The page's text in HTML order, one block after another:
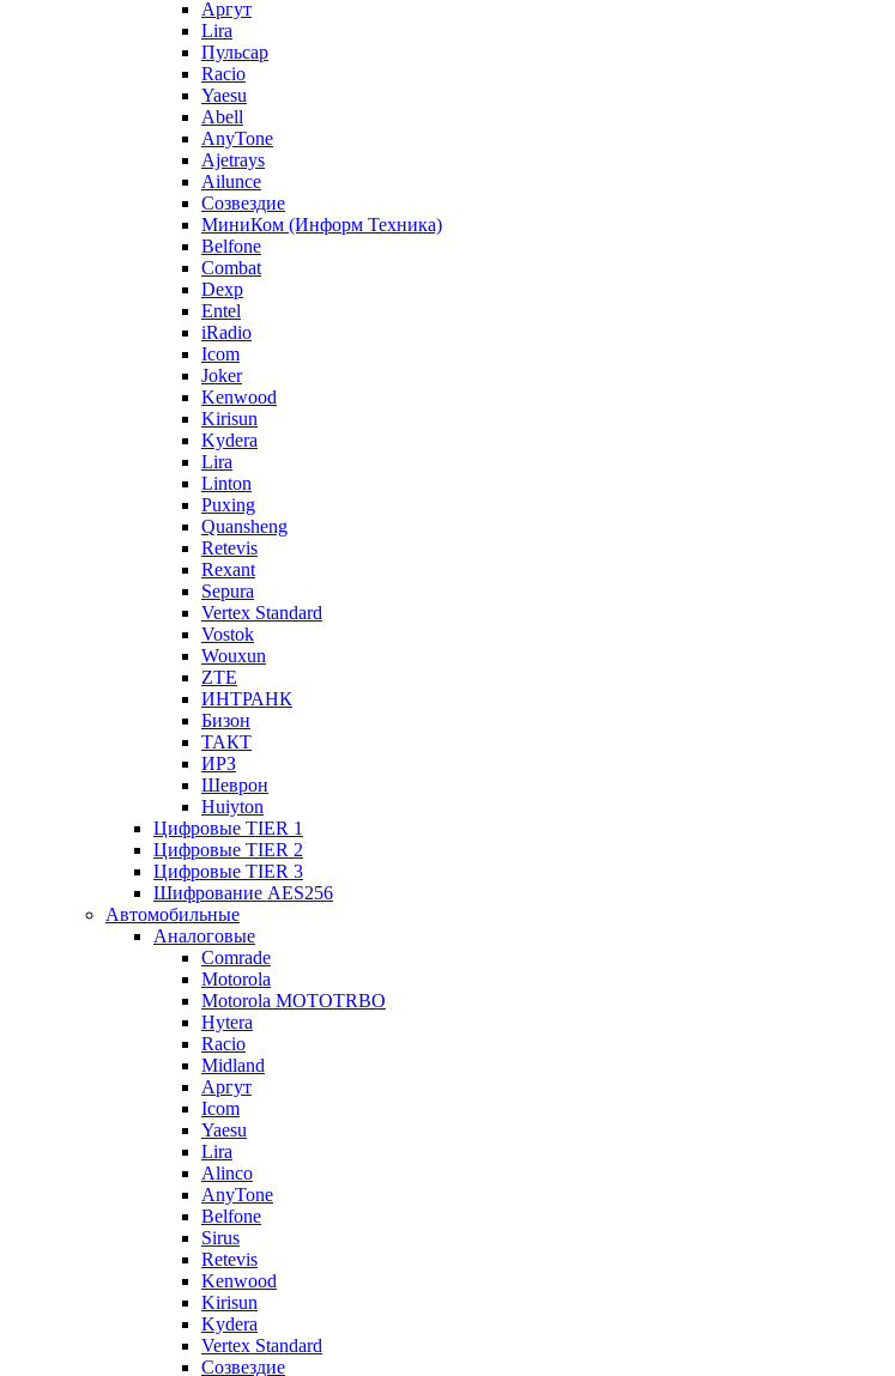
Аргут
Lira
Пульсар
Racio
Yaesu
Abell
AnyTone
Ajetrays
Ailunce
Созвездие
МиниКом (Информ Техника)
Belfone
Combat
Dexp
Entel
iRadio
Icom
Joker
Kenwood
Kirisun
Kydera
Lira
Linton
Puxing
Quansheng
Retevis
Rexant
Sepura
Vertex Standard
Vostok
Wouxun
ZTE
ИНТРАНК
Бизон
ТАКТ
ИРЗ
Шеврон
Huiyton
Цифровые TIER 1
Цифровые TIER 2
Цифровые TIER 3
Шифрование AES256
Автомобильные
Аналоговые
Comrade
Motorola
Motorola MOTOTRBO
Hytera
Racio
Midland
Аргут
Icom
Yaesu
Lira
Alinco
AnyTone
Belfone
Sirus
Retevis
Kenwood
Kirisun
Kydera
Vertex Standard
Созвездие